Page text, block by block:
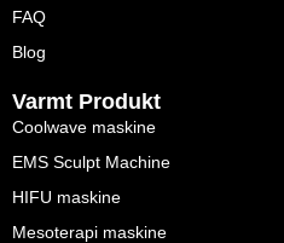
FAQ
Blog
Varmt Produkt
Coolwave maskine
EMS Sculpt Machine
HIFU maskine
Mesoterapi maskine